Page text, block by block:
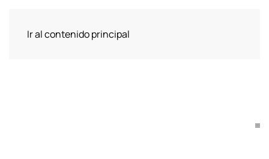
Ir al contenido principal